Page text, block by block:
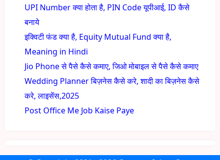
UPI Number क्या होता है, PIN Code यूपीआई, ID कैसे
बनाये
इक्विटी फंड क्या है, Equity Mutual Fund क्या है,
Meaning in Hindi
Jio Phone से पैसे कैसे कमाए, जिओ मोबाइल से पैसे कैसे कमाए
Wedding Planner बिज़नेस कैसे करे, शादी का बिज़नेस कैसे
करे, लाइसेंस,2025
Post Office Me Job Kaise Paye